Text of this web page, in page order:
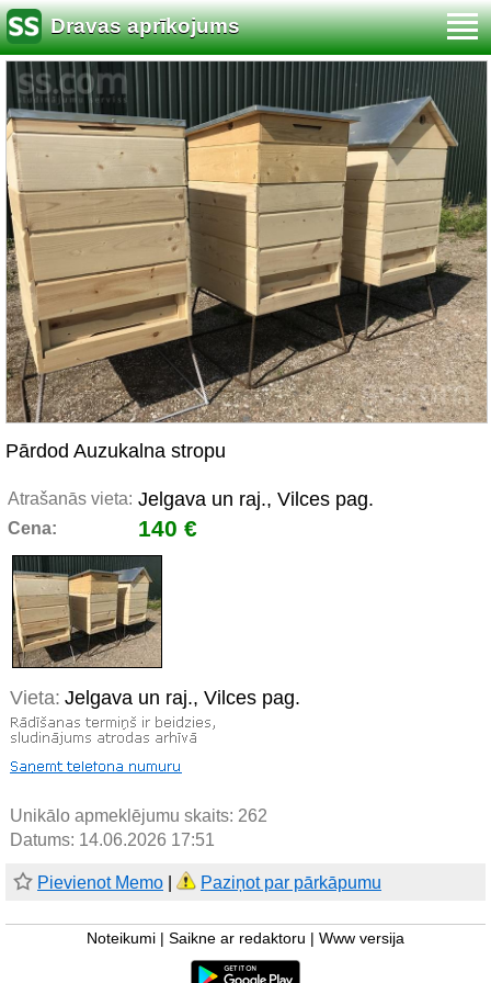
Dravas aprīkojums
Pārdod Auzukalna stropu
Atrašanās vieta: Jelgava un raj., Vilces pag.
Cena: 140 €
Vieta: Jelgava un raj., Vilces pag.
Unikālo apmeklējumu skaits: 262
Datums: 14.06.2026 17:51
Pievienot Memo Paziņot par pārkāpumu
Noteikumi Saikne ar redaktoru Www versija